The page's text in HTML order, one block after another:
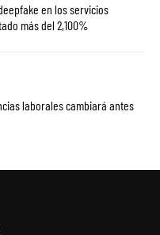
en los servicios
más del 2,100%
laborales cambiará antes